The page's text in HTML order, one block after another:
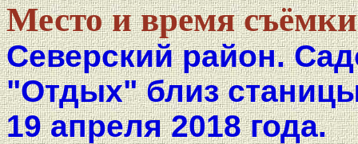
Место и время
Северский район.
"Отдых" близ
19 апреля 2018 года.